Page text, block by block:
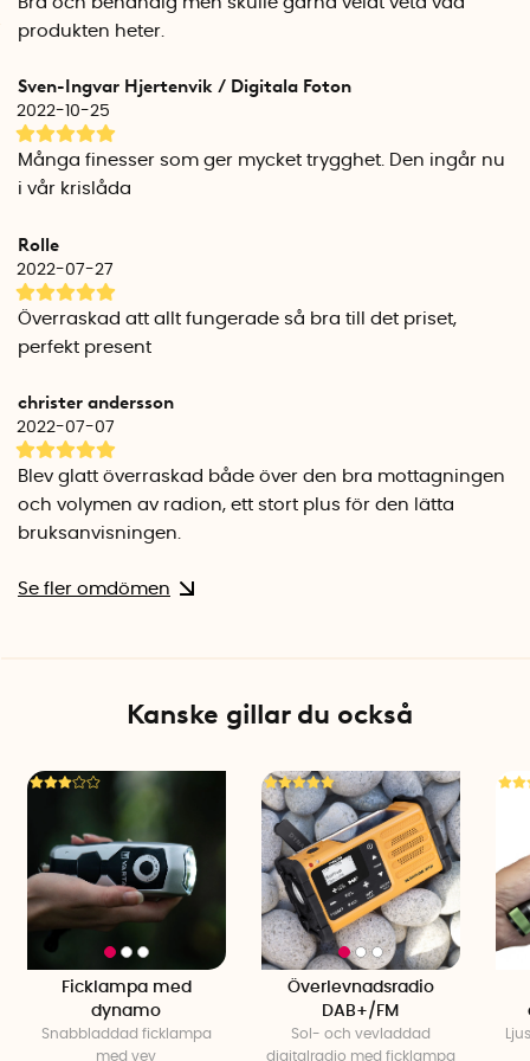
uppladdningsbara enheter. Batteriet är tillräckligt starkt för
batteriprocent. Du kan även veva mera för att se till att
ficklampans batteri håller sig laddat.
Även om ficklampan har många funktioner så är den inte
runt handleden så att du inte tappar den.
Uppladdningsbart batteri: 3,7V, 450 mAh.
Ficklampa: 24 lumen, 6000K (kallvitt ljus)
produkten heter.
Sven-Ingvar Hjertenvik / Digitala Foton
2022-10-25
Många finesser som ger mycket trygghet. Den ingår nu
i vår krislåda
Rolle
2022-07-27
Överraskad att allt fungerade så bra till det priset,
perfekt present
christer andersson
2022-07-07
Blev glatt överraskad både över den bra mottagningen
och volymen av radion, ett stort plus för den lätta
bruksanvisningen.
Se fler omdömen
Kanske gillar du också
Ficklampa med
dynamo
Snabbladdad ficklampa
med vev
Överlevnadsradio
DAB+/FM
Sol- och vevladdad
digitalradio med ficklampa